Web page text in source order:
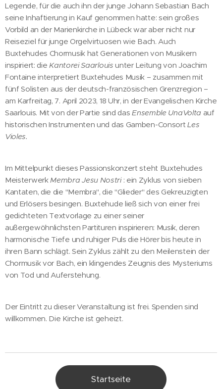
Legende, für die auch ihn der junge Johann Sebastian Bach
seine Inhaftierung in Kauf genommen hatte: sein großes
Vorbild an der Marienkirche in Lübeck war aber nicht nur
Reiseziel für junge Orgelvirtuosen wie Bach. Auch
Buxtehudes Chormusik hat Generationen von Musikern
inspiriert: die Kantorei Saarlouis unter Leitung von Joachim
Fontaine interpretiert Buxtehudes Musik – zusammen mit
fünf Solisten aus der deutsch-französischen Grenzregion –
am Karfreitag, 7. April 2023, 18 Uhr, in der Evangelischen Kirche
Saarlouis. Mit von der Partie sind dasEnsemble UnaVolta auf
historischen Instrumenten und das Gamben-ConsortLes
Violes.
Im Mittelpunkt dieses Passionskonzert steht Buxtehudes
Meisterwerk Membra Jesu Nostri: ein Zyklus von sieben
Kantaten, die die "Membra", die "Glieder" des Gekreuzigten
und Erlösers besingen. Buxtehude ließ sich von einer frei
gedichteten Textvorlage zu einer seiner
außergewöhnlichsten Partituren inspirieren: Musik, deren
harmonische Tiefe und ruhiger Puls die Hörer bis heute in
ihren Bann schlägt. Sein Zyklus zählt zu den Meilenstein der
Chormusik vor Bach, ein klingendes Zeugnis des Mysteriums
von Tod und Auferstehung.
Der Eintritt zu dieser Veranstaltung ist frei. Spenden sind
willkommen. Die Kirche ist geheizt.
Startseite